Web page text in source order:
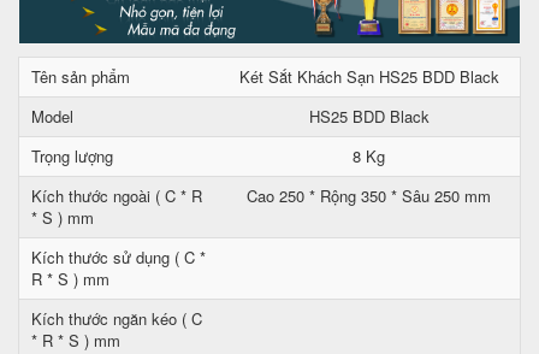
Tên sản phẩm
Két Sắt Khách Sạn HS25 BDD Black
Model
HS25 BDD Black
Trọng lượng
8 Kg
Kích thước ngoài ( C * R
* S ) mm
Cao 250 * Rộng 350 * Sâu 250 mm
Kích thước sử dụng ( C *
R * S ) mm
Kích thước ngăn kéo ( C
* R * S ) mm